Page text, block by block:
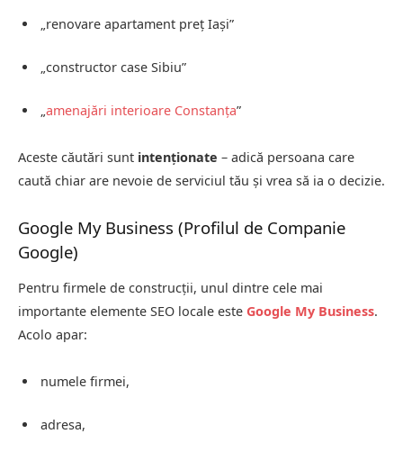
„renovare apartament preț Iași”
„constructor case Sibiu”
„amenajări interioare Constanța”
Aceste căutări sunt intenționate – adică persoana care
caută chiar are nevoie de serviciul tău și vrea să ia o decizie.
Google My Business (Profilul de Companie
Google)
Pentru firmele de construcții, unul dintre cele mai
importante elemente SEO locale este Google My Business.
Acolo apar:
numele firmei,
adresa,